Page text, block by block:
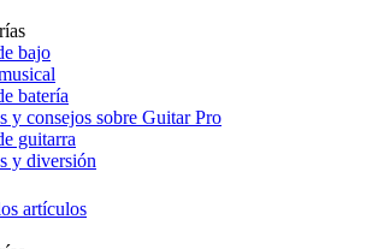
bajo
batería
y consejos sobre Guitar Pro
guitarra
y diversión
artículos